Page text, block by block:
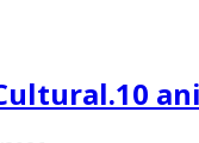
ani